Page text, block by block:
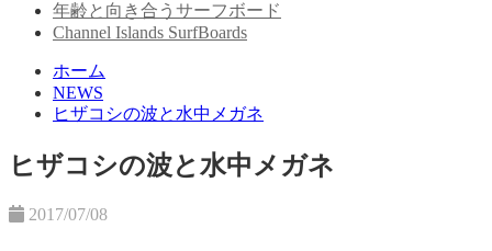
年齢と向き合うサーフボード
Channel Islands SurfBoards
ホーム
NEWS
ヒザコシの波と水中メガネ
ヒザコシの波と水中メガネ
2017/07/08